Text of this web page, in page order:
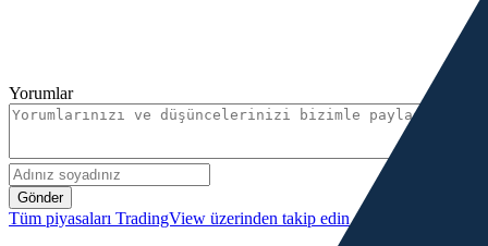
Yorumlar
Gönder
Tüm piyasaları TradingView üzerinden takip edin